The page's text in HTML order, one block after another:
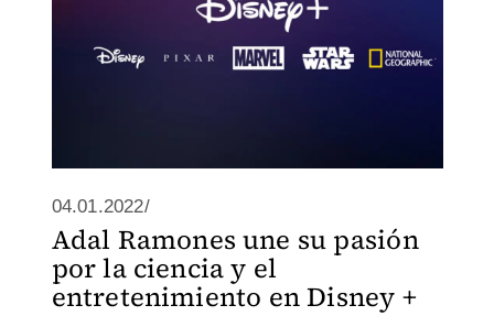
04.01.2022/
Adal Ramones une su pasión
por la ciencia y el
entretenimiento en Disney +